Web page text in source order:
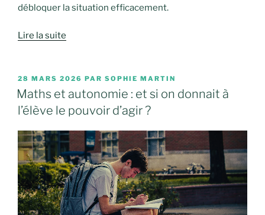
débloquer la situation efficacement.
Lire la suite
PUBLIÉ
LE
28 MARS 2026 PAR SOPHIE MARTIN
Maths et autonomie : et si on donnait à
l’élève le pouvoir d’agir ?